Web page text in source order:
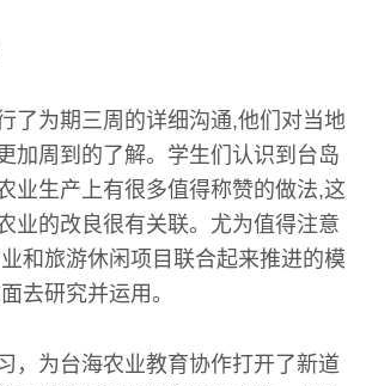
了为期三周的详细沟通,他们对当地
加周到的了解。学生们认识到台岛
业生产上有很多值得称赞的做法,这
业的改良很有关联。尤为值得注意
和旅游休闲项目联合起来推进的模
去研究并运用。
，为台海农业教育协作打开了新道